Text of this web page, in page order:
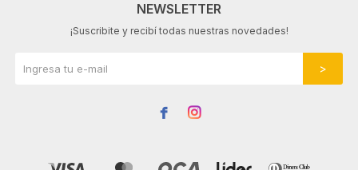
NEWSLETTER
¡Suscribite y recibí todas nuestras novedades!
 